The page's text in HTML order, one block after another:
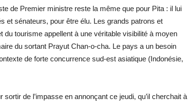
de Premier ministre reste la même que pour Pita : il lui
et sénateurs, pour être élu. Les grands patrons et
du tourisme appellent à une véritable visibilité à moyen
du sortant Prayut Chan-o-cha. Le pays a un besoin
de forte concurrence sud-est asiatique (Indonésie,
de l’impasse en annonçant ce jeudi, qu’il cherchait à